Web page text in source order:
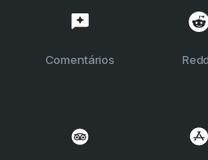
Comentários